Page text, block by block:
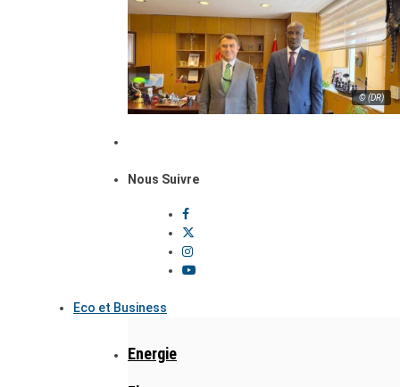
© (DR)
Nous Suivre
Eco et Business
Energie